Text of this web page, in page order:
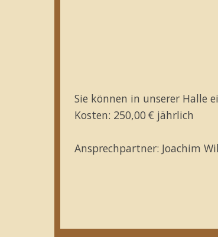
Sie können in unserer Halle
Kosten: 250,00 € jährlich
Ansprechpartner: Joachim